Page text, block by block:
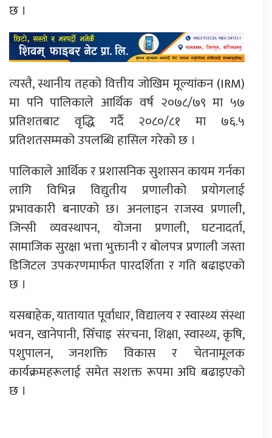
छ ।
त्यस्तै, स्थानीय तहको वित्तीय जोखिम मूल्यांकन (IRM)
मा पनि पालिकाले आर्थिक वर्ष २०७८/७९ मा ५७
प्रतिशतबाट वृद्धि गर्दै २०८०/८१ मा ७६.५
प्रतिशतसम्मको उपलब्धि हासिल गरेको छ ।
पालिकाले आर्थिक र प्रशासनिक सुशासन कायम गर्नका
लागि विभिन्न विद्युतीय प्रणालीको प्रयोगलाई
प्रभावकारी बनाएको छ। अनलाइन राजस्व प्रणाली,
जिन्सी व्यवस्थापन, योजना प्रणाली, घटनादर्ता,
सामाजिक सुरक्षा भत्ता भुक्तानी र बोलपत्र प्रणाली जस्ता
डिजिटल उपकरणमार्फत पारदर्शिता र गति बढाइएको
छ ।
यसबाहेक, यातायात पूर्वाधार, विद्यालय र स्वास्थ्य संस्था
भवन, खानेपानी, सिँचाइ संरचना, शिक्षा, स्वास्थ्य, कृषि,
पशुपालन, जनशक्ति विकास र चेतनामूलक
कार्यक्रमहरूलाई समेत सशक्त रूपमा अघि बढाइएको
छ ।